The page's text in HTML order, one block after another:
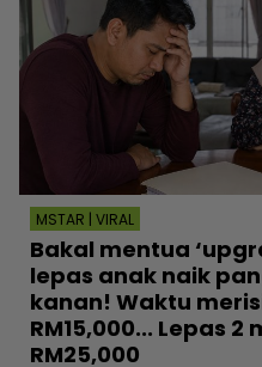
MSTAR | VIRAL
Bakal mentua
lepas anak naik
kanan! Waktu
RM15,000... Lepas
RM25,000